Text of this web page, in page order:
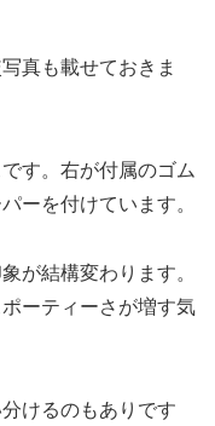
真も載せておきま
す。右が付属のゴム
ーを付けています。
が結構変わります。
ーティーさが増す気
けるのもありです